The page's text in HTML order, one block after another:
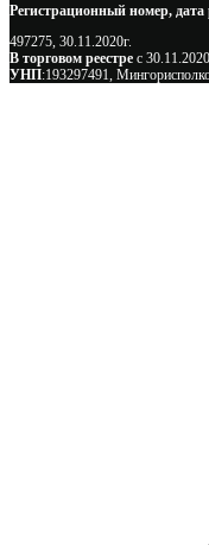
Регистрационный номер,
497275, 30.11.2020г.
В торговом реестре с
УНП:193297491,